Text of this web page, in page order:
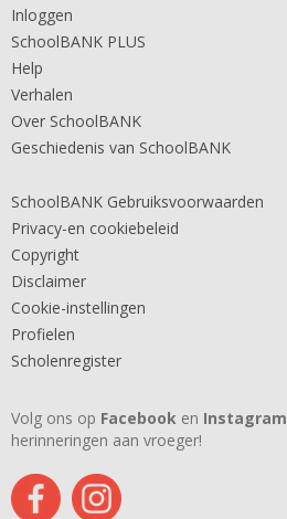
Inloggen
SchoolBANK PLUS
Help
Verhalen
Over SchoolBANK
Geschiedenis van SchoolBANK
SchoolBANK Gebruiksvoorwaarden
Privacy-en cookiebeleid
Copyright
Disclaimer
Cookie-instellingen
Profielen
Scholenregister
Volg ons op Facebook en Instagram
herinneringen aan vroeger!